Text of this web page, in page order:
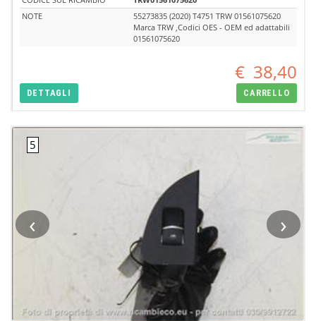
NOTE
55273835 (2020) T4751 TRW 01561075620
Marca TRW ,Codici OES - OEM ed adattabili
01561075620
€ 38,40
DETTAGLI CARRELLO
‹ ›